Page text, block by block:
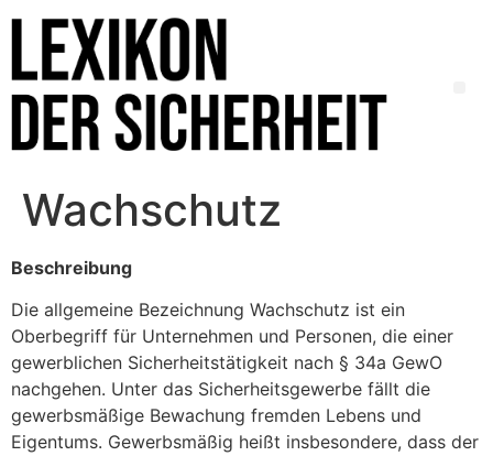
Wachschutz
Beschreibung
Die allgemeine Bezeichnung Wachschutz ist ein
Oberbegriff für Unternehmen und Personen, die einer
gewerblichen Sicherheitstätigkeit nach § 34a GewO
nachgehen. Unter das Sicherheitsgewerbe fällt die
gewerbsmäßige Bewachung fremden Lebens und
Eigentums. Gewerbsmäßig heißt insbesondere, dass der